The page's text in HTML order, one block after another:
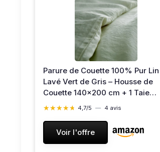
Parure de Couette 100% Pur Lin
Lavé Vert de Gris – Housse de
Couette 140x200 cm + 1 Taie
63x63 cm – Linge de Lit Naturel,
Vert de Gris 140x200 cm
★★★★★
★★★★★ 4,7/5 — 4 avis
Voir l'offre